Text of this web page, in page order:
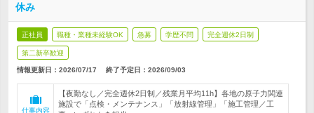
休み
正社員 職種・業種未経験OK 急募 学歴不問 完全週休2日制
第二新卒歓迎
情報更新日：2026/07/17 終了予定日： 2026/09/03
仕事内容
【夜勤なし／完全週休2日制／残業月平均11h】各地の原子力関連
施設で「点検・メンテナンス」「放射線管理」「施工管理／工